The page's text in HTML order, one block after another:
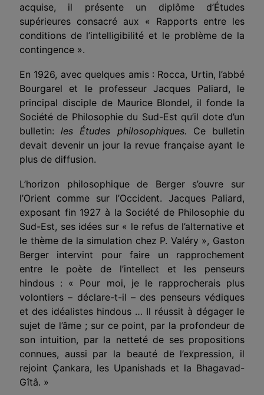
acquise, il présente un diplôme d’Études
supérieures consacré aux « Rapports entre les
conditions de l’intelligibilité et le problème de la
contingence ».
En 1926, avec quelques amis : Rocca, Urtin, l’abbé
Bourgarel et le professeur Jacques Paliard, le
principal disciple de Maurice Blondel, il fonde la
Société de Philosophie du Sud-Est qu’il dote d’un
bulletin:les Études philosophiques. Ce bulletin
devait devenir un jour la revue française ayant le
plus de diffusion.
L’horizon philosophique de Berger s’ouvre sur
l’Orient comme sur l’Occident. Jacques Paliard,
exposant fin 1927 à la Société de Philosophie du
Sud-Est, ses idées sur « le refus de l’alternative et
le thème de la simulation chez P. Valéry », Gaston
Berger intervint pour faire un rapprochement
entre le poète de l’intellect et les penseurs
hindous : « Pour moi, je le rapprocherais plus
volontiers – déclare-t-il – des penseurs védiques
et des idéalistes hindous … Il réussit à dégager le
sujet de l’âme ; sur ce point, par la profondeur de
son intuition, par la netteté de ses propositions
connues, aussi par la beauté de l’expression, il
rejoint Çankara, les Upanishads et la Bhagavad-
Gîtâ. »